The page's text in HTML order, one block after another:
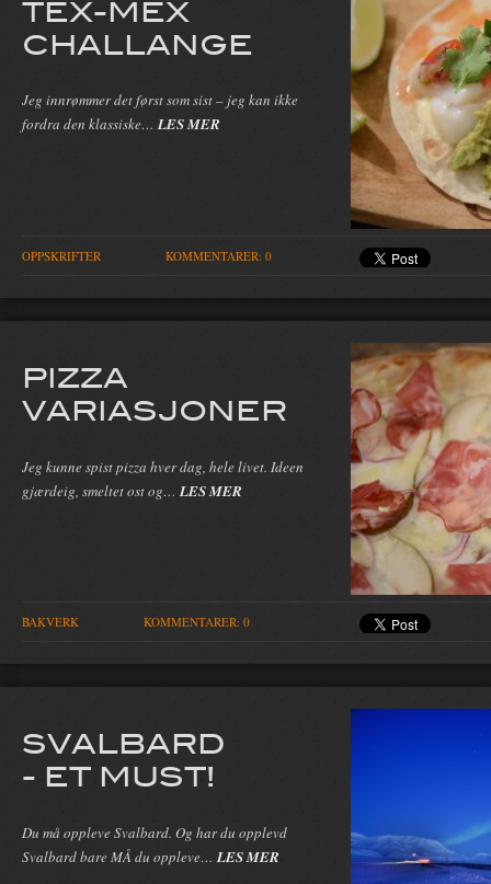
TEX-MEX
CHALLANGE
Jeg innrømmer det først som sist – jeg kan ikke
fordra den klassiske… LES MER
OPPSKRIFTER KOMMENTARER: 0
PIZZA
VARIASJONER
Jeg kunne spist pizza hver dag, hele livet. Ideen
gjærdeig, smeltet ost og… LES MER
BAKVERK KOMMENTARER: 0
SVALBARD
- ET MUST!
Du må oppleve Svalbard. Og har du opplevd
Svalbard bare MÅ du oppleve… LES MER